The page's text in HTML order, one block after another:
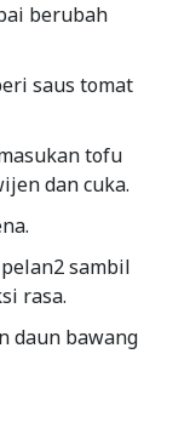
berubah
saus tomat
tofu
dan cuka.
sambil
rasa.
daun bawang